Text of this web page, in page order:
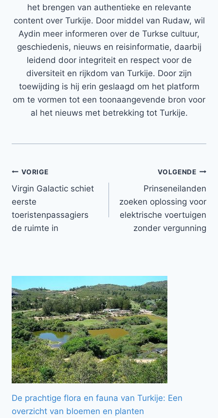
het brengen van authentieke en relevante
content over Turkije. Door middel van Rudaw, wil
Aydin meer informeren over de Turkse cultuur,
geschiedenis, nieuws en reisinformatie, daarbij
leidend door integriteit en respect voor de
diversiteit en rijkdom van Turkije. Door zijn
toewijding is hij erin geslaagd om het platform
om te vormen tot een toonaangevende bron voor
al het nieuws met betrekking tot Turkije.
Bericht
navigatie
VORIGE
Virgin Galactic schiet
eerste
toeristenpassagiers
de ruimte in
VOLGENDE
Prinseneilanden
zoeken oplossing voor
elektrische voertuigen
zonder vergunning
De prachtige flora en fauna van Turkije: Een
overzicht van bloemen en planten